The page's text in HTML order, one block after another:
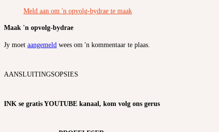
Meld aan om 'n opvolg-bydrae te maak
Maak 'n opvolg-bydrae
Jy moet aangemeld wees om 'n kommentaar te plaas.
AANSLUITINGSOPSIES
INK se gratis YOUTUBE kanaal, kom volg ons gerus